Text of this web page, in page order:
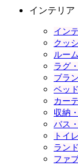
インテリア
イン
クッ
ルー
ラグ
ブラ
ベッ
カー
収納
バス
トイ
ラン
ファ